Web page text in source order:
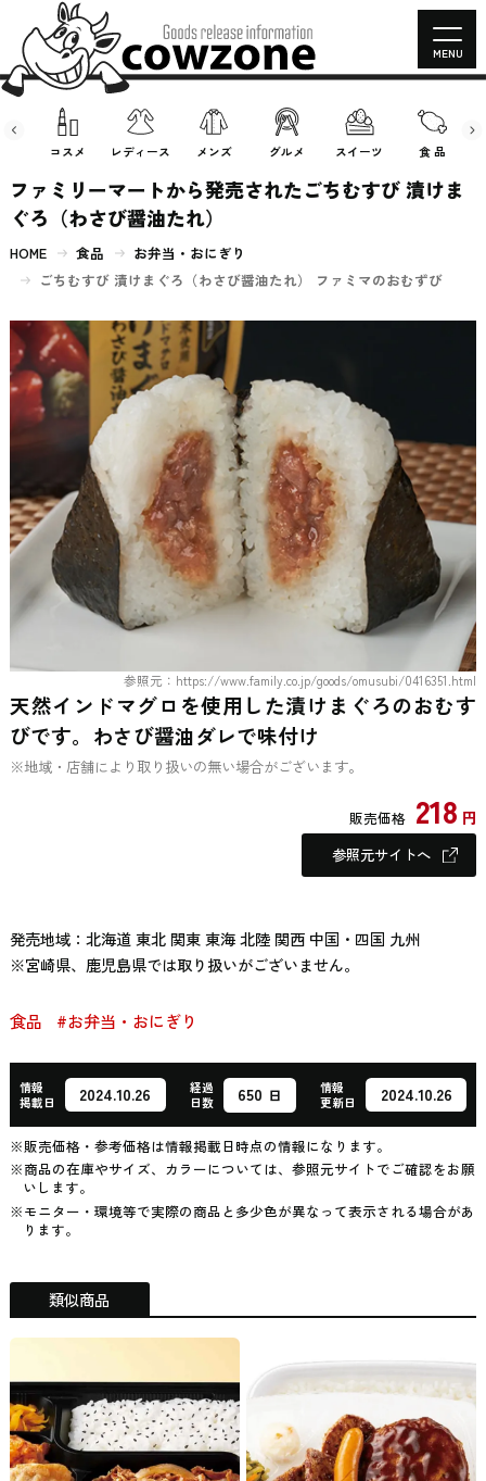
コスメ レディース メンズ グルメ スイーツ 食 品
MENU
ファミリーマートから発売されたごちむすび 漬けま
ぐろ（わさび醤油たれ）
HOME 食品
お弁当・おにぎり
ごちむすび 漬けまぐろ（わさび醤油たれ） ファミマのおむずび
参照元：https://www.family.co.jp/goods/omusubi/0416351.html
天然インドマグロを使用した漬けまぐろのおむす
びです。わさび醤油ダレで味付け
※地域・店舗により取り扱いの無い場合がございます。
販売価格 218 円
参照元サイトへ
発売地域：北海道 東北 関東 東海 北陸 関西 中国・四国 九州
※宮崎県、鹿児島県では取り扱いがございません。
食品 #お弁当・おにぎり
情報
掲載日
2024.10.26
経過
日数
650 日
情報
更新日
2024.10.26
※販売価格・参考価格は情報掲載日時点の情報になります。
※商品の在庫やサイズ、カラーについては、参照元サイトでご確認をお願
いします。
※モニター・環境等で実際の商品と多少色が異なって表示される場合があ
ります。
類似商品